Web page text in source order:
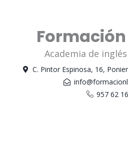
Academia de
C. Pintor Espinosa, 16,
957 62